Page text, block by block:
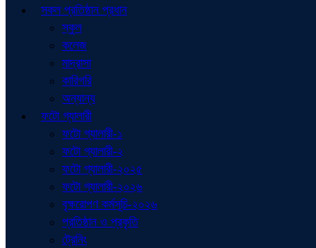
সকল প্রতিষ্ঠান প্রধান
স্কুল
কলেজ
মাদ্রাসা
কারিগরি
অন্যান্য
ফটো গ্যালারী
ফটো গ্যালারী-১
ফটো গ্যালারী-২
ফটো গ্যালারী-২০২৫
ফটো গ্যালারী-২০২৬
বৃক্ষরোপণ কর্মসূচি-২০২৬
প্রতিষ্ঠান ও প্রকৃতি
ট্রেনিং